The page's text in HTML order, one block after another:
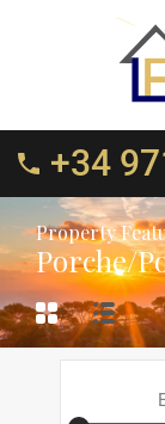
+34
Property
Porche/